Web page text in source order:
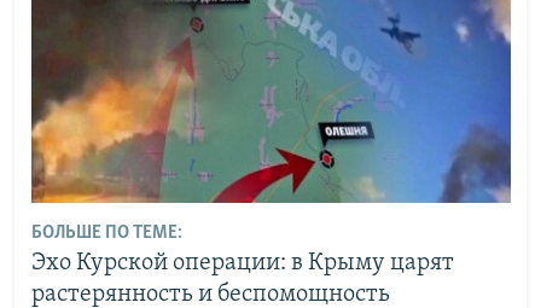
БОЛЬШЕ ПО ТЕМЕ:
Эхо Курской операции: в Крыму царят
растерянность и беспомощность